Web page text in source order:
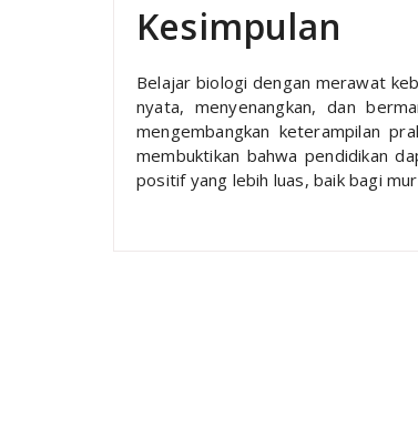
Kesimpulan
Belajar biologi dengan merawat
nyata, menyenangkan, dan
mengembangkan keterampilan
membuktikan bahwa pendidikan
positif yang lebih luas, baik bagi